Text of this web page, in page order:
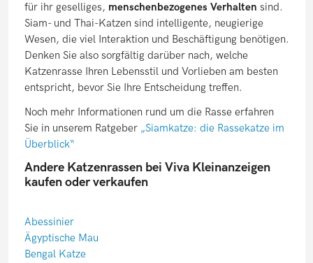
für ihr geselliges, menschenbezogenes Verhalten sind.
Siam- und Thai-Katzen sind intelligente, neugierige
Wesen, die viel Interaktion und Beschäftigung benötigen.
Denken Sie also sorgfältig darüber nach, welche
Katzenrasse Ihren Lebensstil und Vorlieben am besten
entspricht, bevor Sie Ihre Entscheidung treffen.
Noch mehr Informationen rund um die Rasse erfahren
Sie in unserem Ratgeber „Siamkatze: die Rassekatze im
Überblick“
Andere Katzenrassen bei Viva Kleinanzeigen
kaufen oder verkaufen
Abessinier
Ägyptische Mau
Bengal Katze